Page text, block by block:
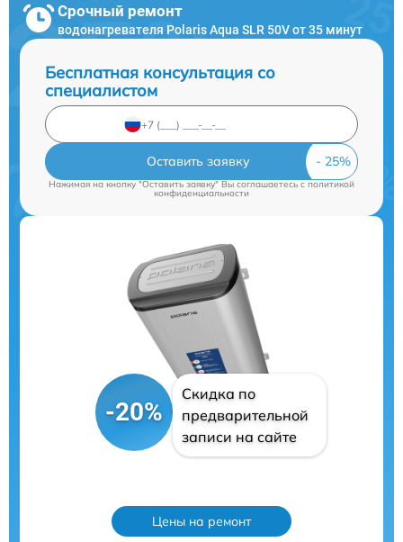
Срочный ремонт
водонагревателя Polaris Aqua SLR 50V от 35 минут
Бесплатная консультация со
специалистом
Оставить заявку
Нажимая на кнопку "Оставить заявку" Вы соглашаетесь cполитикой
конфиденциальности
-20%
Скидка по
предварительной
записи на сайте
Цены на ремонт